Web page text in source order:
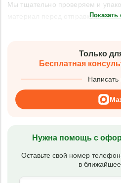
Мы тщательно проверяем и
материал перед отправкой.Показать
Только
Бесплатная
Написать
Нужна помощь с
Оставьте свой номер
в